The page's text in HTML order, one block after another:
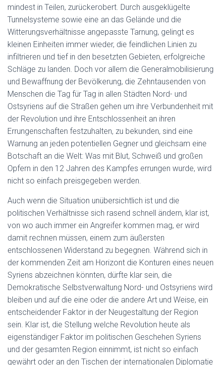
mindest in Teilen, zurückerobert. Durch ausgeklügelte
Tunnelsysteme sowie eine an das Gelände und die
Witterungsverhältnisse angepasste Tarnung, gelingt es
kleinen Einheiten immer wieder, die feindlichen Linien zu
infiltrieren und tief in den besetzten Gebieten, erfolgreiche
Schläge zu landen. Doch vor allem die Generalmobilisierung
und Bewaffnung der Bevölkerung, die Zehntausenden von
Menschen die Tag für Tag in allen Städten Nord- und
Ostsyriens auf die Straßen gehen um ihre Verbundenheit mit
der Revolution und ihre Entschlossenheit an ihren
Errungenschaften festzuhalten, zu bekunden, sind eine
Warnung an jeden potentiellen Gegner und gleichsam eine
Botschaft an die Welt: Was mit Blut, Schweiß und großen
Opfern in den 12 Jahren des Kampfes errungen wurde, wird
nicht so einfach preisgegeben werden.
Auch wenn die Situation unübersichtlich ist und die
politischen Verhältnisse sich rasend schnell ändern, klar ist,
von wo auch immer ein Angreifer kommen mag, er wird
damit rechnen müssen, einem zum äußersten
entschlossenen Widerstand zu begegnen. Während sich in
der kommenden Zeit am Horizont die Konturen eines neuen
Syriens abzeichnen könnten, dürfte klar sein, die
Demokratische Selbstverwaltung Nord- und Ostsyriens wird
bleiben und auf die eine oder die andere Art und Weise, ein
entscheidender Faktor in der Neugestaltung der Region
sein. Klar ist, die Stellung welche Revolution heute als
eigenständiger Faktor im politischen Geschehen Syriens
und der gesamten Region einnimmt, ist nicht so einfach
gewährt oder an den Tischen der internationalen Diplomatie